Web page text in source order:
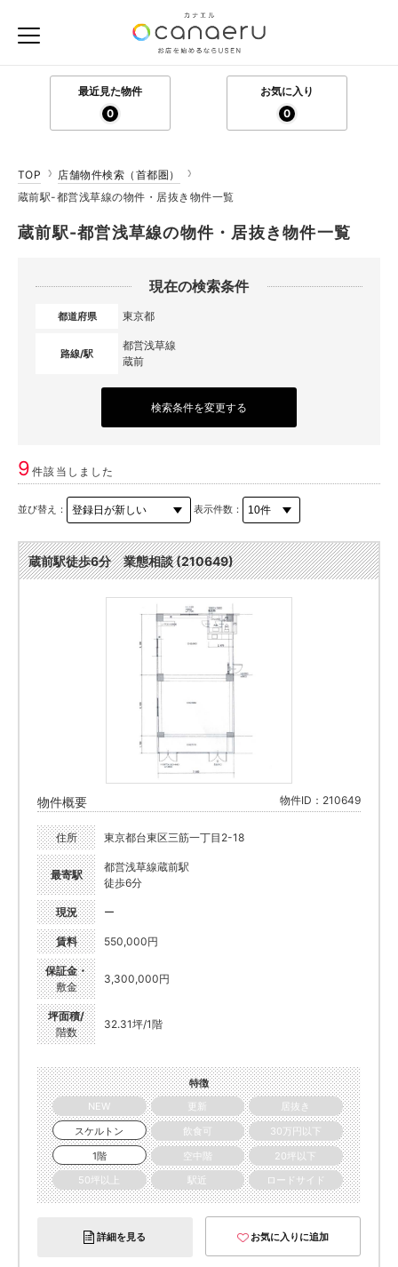
最近見た物件
0
お気に入り
0
TOP
店舗物件検索（首都圏）
蔵前駅-都営浅草線の物件・居抜き物件一覧
蔵前駅-都営浅草線の物件・居抜き物件一覧
現在の検索条件
都道府県 東京都
路線/駅
都営浅草線
蔵前
検索条件を変更する
9件該当しました
並び替え： 表示件数：
蔵前駅徒歩6分 業態相談 (210649)
物件概要 物件ID：210649
住所 東京都台東区三筋一丁目2-18
最寄駅
都営浅草線蔵前駅
徒歩6分
現況 ー
賃料 550,000円
保証金・
敷金
3,300,000円
坪面積/
階数
32.31坪/1階
特徴
NEW
更新
居抜き
スケルトン
飲食可
30万円以下
1階
空中階
20坪以下
50坪以上
駅近 ロードサイド
詳細を見る お気に入りに追加